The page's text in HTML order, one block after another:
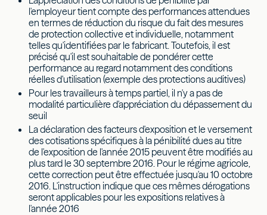
l'employeur tient compte des performances attendues
en termes de réduction du risque du fait des mesures
de protection collective et individuelle, notamment
telles qu'identifiées par le fabricant. Toutefois, il est
précisé qu'il est souhaitable de pondérer cette
performance au regard notamment des conditions
réelles d'utilisation (exemple des protections auditives)
Pour les travailleurs à temps partiel, il n'y a pas de
modalité particulière d'appréciation du dépassement du
seuil
La déclaration des facteurs d'exposition et le versement
des cotisations spécifiques à la pénibilité dues au titre
de l'exposition de l'année 2015 peuvent être modifiés au
plus tard le 30 septembre 2016. Pour le régime agricole,
cette correction peut être effectuée jusqu'au 10 octobre
2016. L'instruction indique que ces mêmes dérogations
seront applicables pour les expositions relatives à
l'année 2016